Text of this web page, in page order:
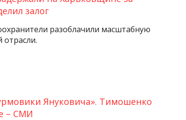
залог
разоблачили масштабную
отрасли.
Януковича». Тимошенко
– СМИ